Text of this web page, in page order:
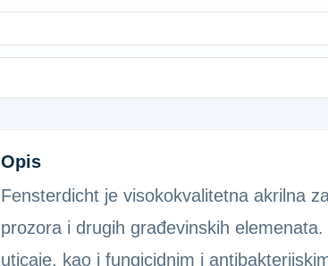
B (600ML) BRTVILO ZA
Opis
Fensterdicht je visokokvalitetna akrilna
prozora i drugih građevinskih
uticaje, kao i fungicidnim i